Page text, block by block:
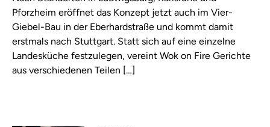
Pforzheim eröffnet das Konzept jetzt auch im Vier-
Giebel-Bau in der Eberhardstraße und kommt damit
erstmals nach Stuttgart. Statt sich auf eine einzelne
Landesküche festzulegen, vereint Wok on Fire Gerichte
aus verschiedenen Teilen […]